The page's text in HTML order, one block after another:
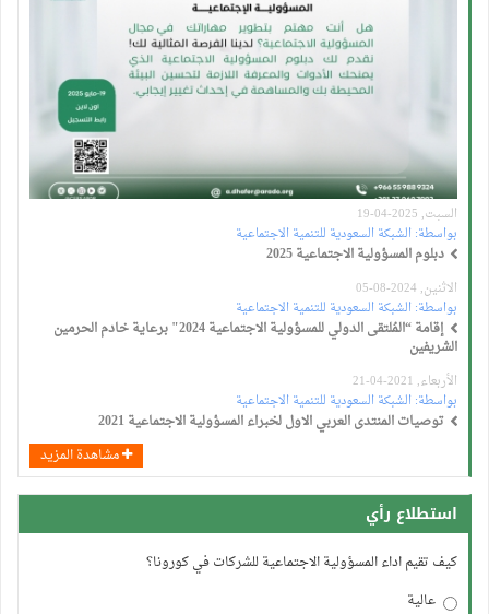
السبت, 2025-04-19
بواسطة:الشبكة السعودية للتنمية الاجتماعية
دبلوم المسؤولية الاجتماعية 2025
الاثنين, 2024-08-05
بواسطة:الشبكة السعودية للتنمية الاجتماعية
إقامة “المُلتقى الدولي للمسؤولية الاجتماعية 2024" برعاية خادم الحرمين
الشريفين
الأربعاء, 2021-04-21
بواسطة:الشبكة السعودية للتنمية الاجتماعية
توصيات المنتدى العربي الاول لخبراء المسؤولية الاجتماعية 2021
مشاهدة المزيد
استطلاع رأي
كيف تقيم اداء المسؤولية الاجتماعية للشركات في كورونا؟
عالية